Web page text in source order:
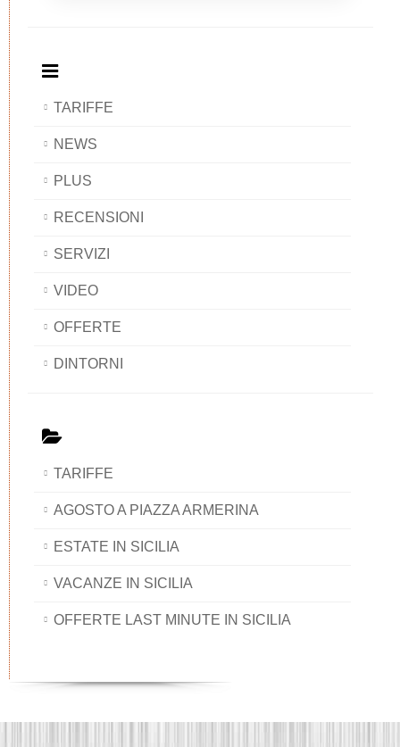
TARIFFE
NEWS
PLUS
RECENSIONI
SERVIZI
VIDEO
OFFERTE
DINTORNI
TARIFFE
AGOSTO A PIAZZA ARMERINA
ESTATE IN SICILIA
VACANZE IN SICILIA
OFFERTE LAST MINUTE IN SICILIA